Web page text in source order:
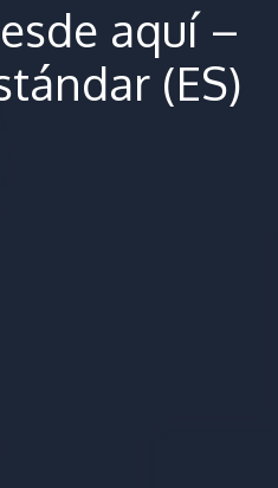
aquí –
(ES)